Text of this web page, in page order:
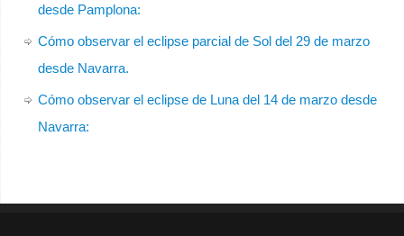
desde Pamplona:
Cómo observar el eclipse parcial de Sol del 29 de marzo
desde Navarra.
Cómo observar el eclipse de Luna del 14 de marzo desde
Navarra: